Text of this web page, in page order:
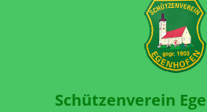
Schützenverein